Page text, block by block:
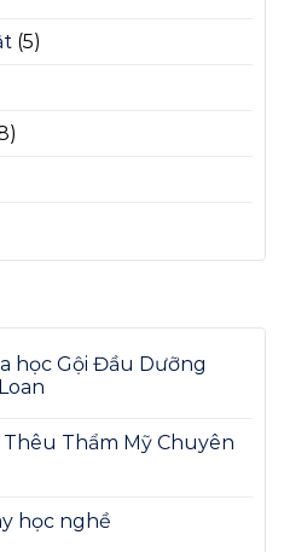
(5)
học Gội Đầu Dưỡng
Thẩm Mỹ Chuyên
học nghề